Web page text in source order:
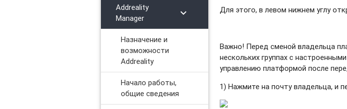
Addreality
Manager
chevron_right
Назначение и
возможности
Addreality
Начало работы,
общие сведения
Для этого, в левом нижнем углу
Важно! Перед сменой владельца
нескольких группах с
управлению платформой после
1) Нажмите на почту владельца, и